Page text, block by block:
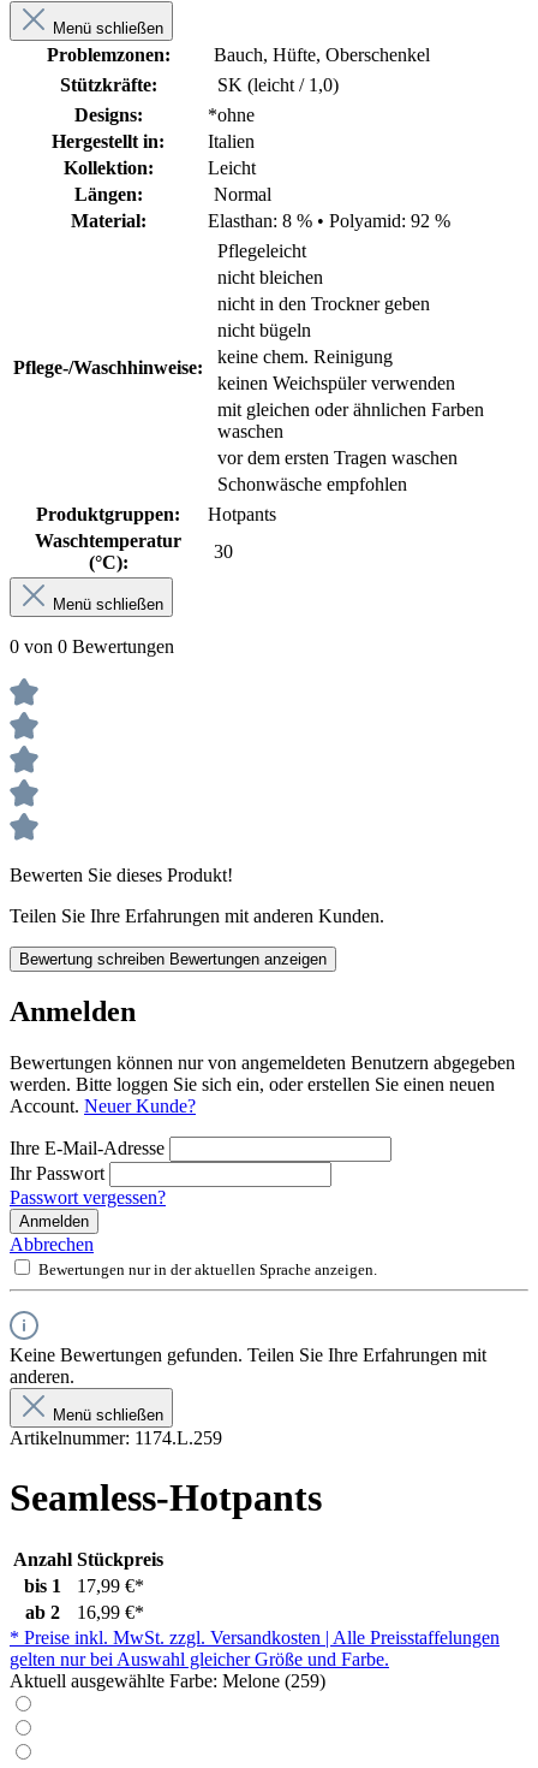
Menü schließen
Problemzonen:
Bauch, Hüfte, Oberschenkel
Stützkräfte:
SK (leicht / 1,0)
Designs:
*ohne
Hergestellt in:
Italien
Kollektion:
Leicht
Längen:
Normal
Material:
Elasthan: 8 % • Polyamid: 92 %
Pflege-/Waschhinweise:
Pflegeleicht
nicht bleichen
nicht in den Trockner geben
nicht bügeln
keine chem. Reinigung
keinen Weichspüler verwenden
mit gleichen oder ähnlichen Farben
waschen
vor dem ersten Tragen waschen
Schonwäsche empfohlen
Produktgruppen:
Hotpants
Waschtemperatur
(°C):
30
Menü schließen
0 von 0 Bewertungen
Bewerten Sie dieses Produkt!
Teilen Sie Ihre Erfahrungen mit anderen Kunden.
Bewertung schreiben Bewertungen anzeigen
Anmelden
Bewertungen können nur von angemeldeten Benutzern abgegeben
werden. Bitte loggen Sie sich ein, oder erstellen Sie einen neuen
Account. Neuer Kunde?
Ihre E-Mail-Adresse
Ihr Passwort
Passwort vergessen?
Anmelden
Abbrechen
Bewertungen nur in der aktuellen Sprache anzeigen.
Keine Bewertungen gefunden. Teilen Sie Ihre Erfahrungen mit
anderen.
Menü schließen
Artikelnummer: 1174.L.259
Seamless-Hotpants
Anzahl Stückpreis
bis 1
17,99 €*
ab 2
16,99 €*
* Preise inkl. MwSt. zzgl. Versandkosten | Alle Preisstaffelungen
gelten nur bei Auswahl gleicher Größe und Farbe.
Aktuell ausgewählte Farbe: Melone (259)